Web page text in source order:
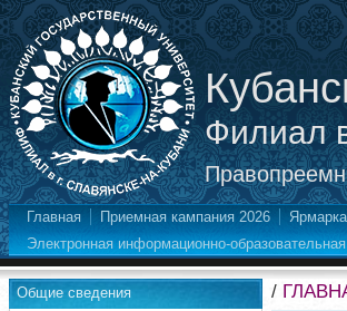
Филиал
Главная Приемная кампания 2026
Электронная информационно-
Общие сведения
/